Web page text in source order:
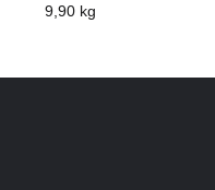
9,90 kg